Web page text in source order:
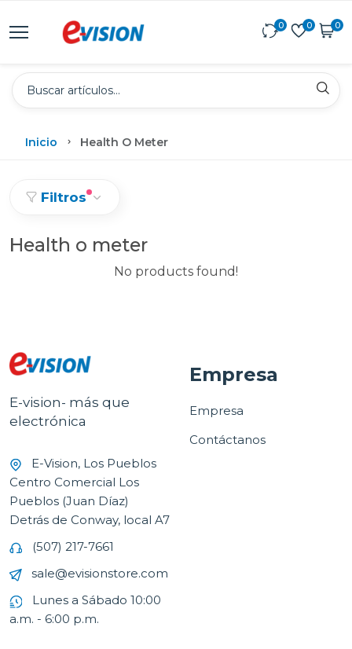
0 0 0
Inicio Health O Meter
Filtros
Health o meter
No products found!
E-vision- más que
electrónica
E-Vision, Los Pueblos
Centro Comercial Los
Pueblos (Juan Díaz)
Detrás de Conway, local A7
(507) 217-7661
sale@evisionstore.com
Lunes a Sábado 10:00
a.m. - 6:00 p.m.
Empresa
Empresa
Contáctanos